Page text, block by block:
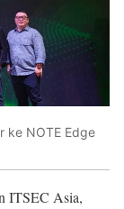
ke NOTE Edge
ITSEC Asia,